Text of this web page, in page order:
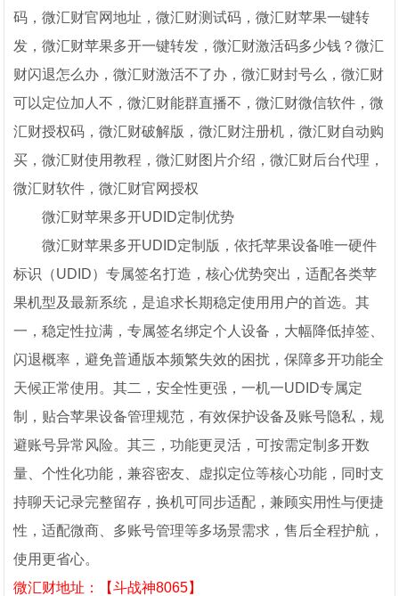
码，微汇财官网地址，微汇财测试码，微汇财苹果一键转
发，微汇财苹果多开一键转发，微汇财激活码多少钱？微汇
财闪退怎么办，微汇财激活不了办，微汇财封号么，微汇财
可以定位加人不，微汇财能群直播不，微汇财微信软件，微
汇财授权码，微汇财破解版，微汇财注册机，微汇财自动购
买，微汇财使用教程，微汇财图片介绍，微汇财后台代理，
微汇财软件，微汇财官网授权
微汇财苹果多开UDID定制优势
微汇财苹果多开UDID定制版，依托苹果设备唯一硬件
标识（UDID）专属签名打造，核心优势突出，适配各类苹
果机型及最新系统，是追求长期稳定使用用户的首选。其
一，稳定性拉满，专属签名绑定个人设备，大幅降低掉签、
闪退概率，避免普通版本频繁失效的困扰，保障多开功能全
天候正常使用。其二，安全性更强，一机一UDID专属定
制，贴合苹果设备管理规范，有效保护设备及账号隐私，规
避账号异常风险。其三，功能更灵活，可按需定制多开数
量、个性化功能，兼容密友、虚拟定位等核心功能，同时支
持聊天记录完整留存，换机可同步适配，兼顾实用性与便捷
性，适配微商、多账号管理等多场景需求，售后全程护航，
使用更省心。
微汇财地址：【斗战神8065】